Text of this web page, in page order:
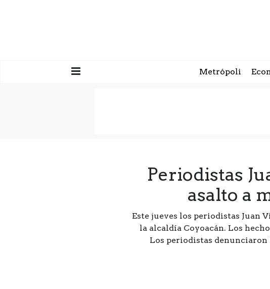
Metrópoli
Periodistas
asalto a
Este jueves los periodistas Juan
la alcaldía Coyoacán. Los
Los periodistas